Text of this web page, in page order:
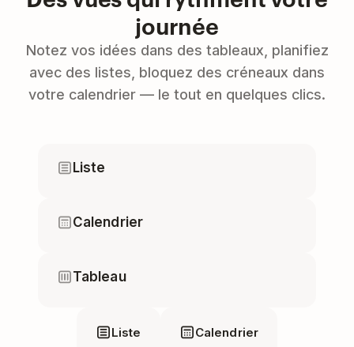
journée
Notez vos idées dans des tableaux, planifiez
avec des listes, bloquez des créneaux dans
votre calendrier — le tout en quelques clics.
Liste
Calendrier
Tableau
Liste Calendrier